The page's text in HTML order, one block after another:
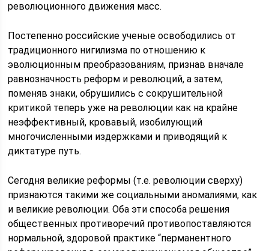
революционного движения масс.
Постепенно российские ученые освободились от
традиционного нигилизма по отношению к
эволюционным преобразованиям, признав вначале
равнозначность реформ и революций, а затем,
поменяв знаки, обрушились с сокрушительной
критикой теперь уже на революции как на крайне
неэффективный, кровавый, изобилующий
многочисленными издержками и приводящий к
диктатуре путь.
Сегодня великие реформы (т.е. революции сверху)
признаются такими же социальными аномалиями, как
и великие революции. Оба эти способа решения
общественных противоречий противопоставляются
нормальной, здоровой практике “перманентного